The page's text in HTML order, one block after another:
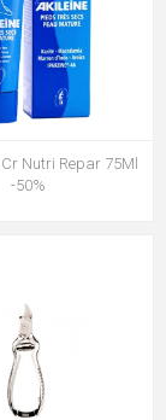
Nutri Repar 75Ml
-50%